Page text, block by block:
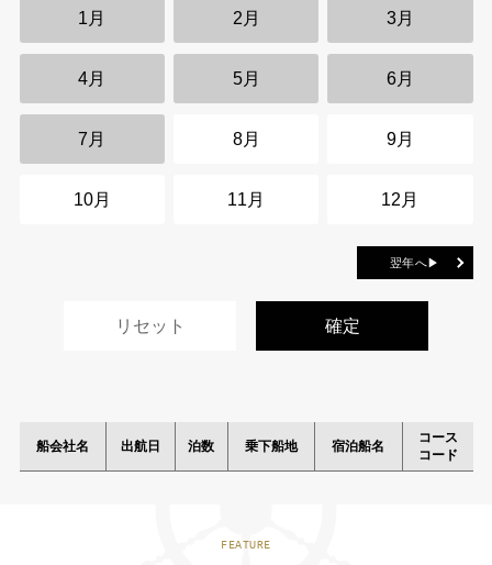
1月 2月 3月
4月 5月 6月
7月 8月 9月
10月 11月 12月
翌年へ▶
船会社名 出航日 泊数 乗下船地 宿泊船名
コース
コード
FEATURE